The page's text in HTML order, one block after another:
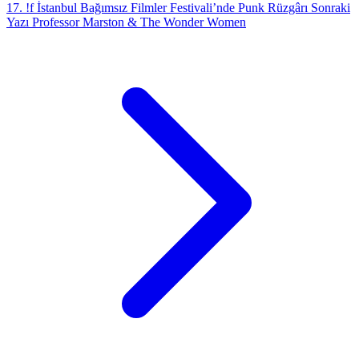
17. !f İstanbul Bağımsız Filmler Festivali’nde Punk Rüzgârı Sonraki
Yazı Professor Marston & The Wonder Women